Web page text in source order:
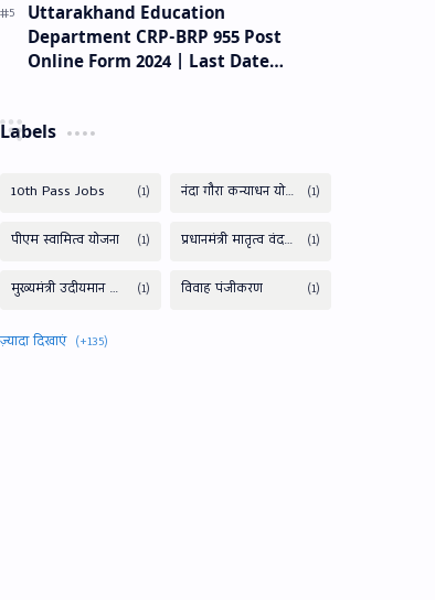
Uttarakhand Education
Department CRP-BRP 955 Post
Online Form 2024 | Last Date
Labels